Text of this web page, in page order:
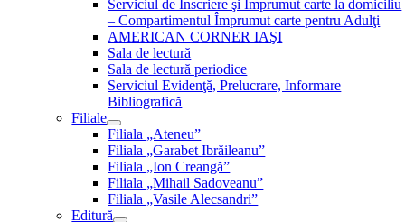
Serviciul de Inscriere şi Împrumut carte la domiciliu
– Compartimentul Împrumut carte pentru Adulţi
AMERICAN CORNER IAŞI
Sala de lectură
Sala de lectură periodice
Serviciul Evidenţă, Prelucrare, Informare
Bibliografică
Filiale
Filiala „Ateneu”
Filiala „Garabet Ibrăileanu”
Filiala „Ion Creangă”
Filiala „Mihail Sadoveanu”
Filiala „Vasile Alecsandri”
Editură